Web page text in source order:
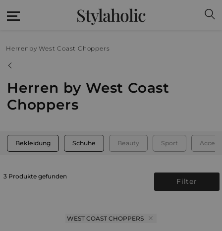
Stylaholic
Herren by West Coast Choppers
Herren by West Coast
Choppers
Bekleidung Schuhe Beauty Sport
3 Produkte gefunden
Filter
WEST COAST CHOPPERS